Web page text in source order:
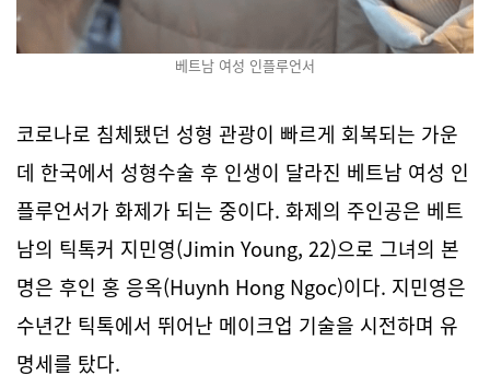
베트남 여성 인플루언서
코로나로 침체됐던 성형 관광이 빠르게 회복되는 가운
데 한국에서 성형수술 후 인생이 달라진 베트남 여성 인
플루언서가 화제가 되는 중이다. 화제의 주인공은 베트
남의 틱톡커 지민영(Jimin Young, 22)으로 그녀의 본
명은 후인 홍 응옥(Huynh Hong Ngoc)이다. 지민영은
수년간 틱톡에서 뛰어난 메이크업 기술을 시전하며 유
명세를 탔다.